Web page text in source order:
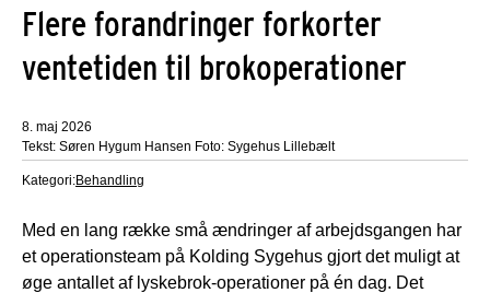
Flere forandringer forkorter
ventetiden til brokoperationer
8. maj 2026
Tekst: Søren Hygum Hansen Foto: Sygehus Lillebælt
Kategori:Behandling
Med en lang række små ændringer af arbejdsgangen har
et operationsteam på Kolding Sygehus gjort det muligt at
øge antallet af lyskebrok-operationer på én dag. Det